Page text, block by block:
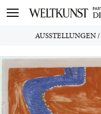
Toggle
AUSSTELLUNGEN/